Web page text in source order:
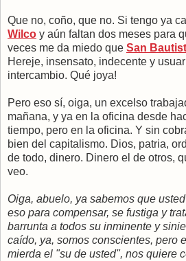
Que no, coño, que no. Si tengo ya
Wilco y aún faltan dos meses para
veces me da miedo que San
Hereje, insensato, indecente y
intercambio. Qué joya!
Pero eso sí, oiga, un excelso
mañana, y ya en la oficina desde
tiempo, pero en la oficina. Y sin
bien del capitalismo. Dios, patria,
de todo, dinero. Dinero el de otros,
veo.
Oiga, abuelo, ya sabemos que
eso para compensar, se fustiga y
barrunta a todos su inminente y
caído, ya, somos conscientes, pero
mierda el "su de usted", nos quiere